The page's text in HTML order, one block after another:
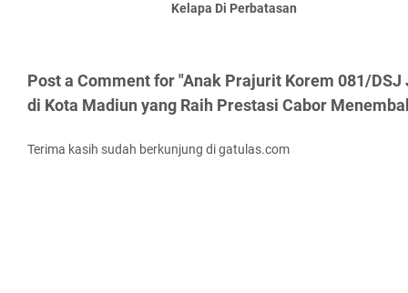
Kelapa Di Perbatasan
Post a Comment for "Anak Prajurit Korem 081/
di Kota Madiun yang Raih Prestasi Cabor
Terima kasih sudah berkunjung di gatulas.com